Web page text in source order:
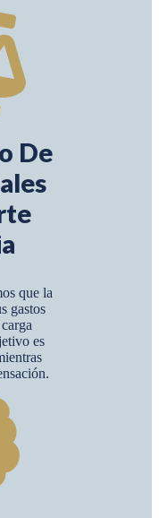
De
que la
gastos
es